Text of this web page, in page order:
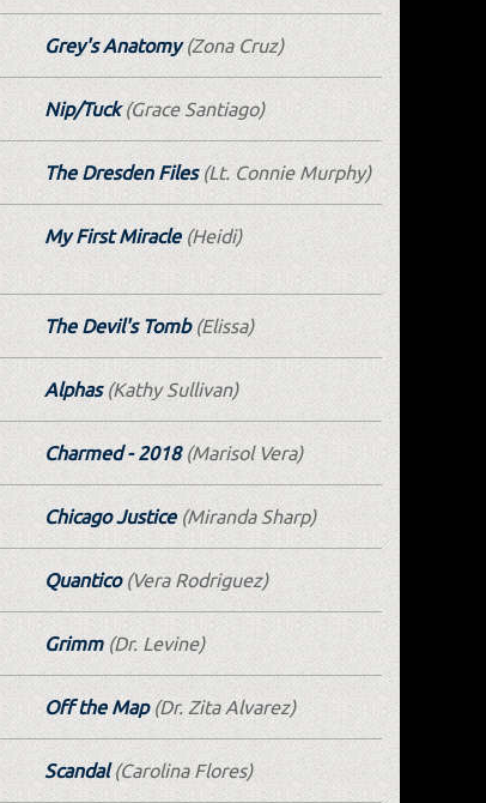
Grey's Anatomy(Zona Cruz)
Nip/Tuck(Grace Santiago)
The Dresden Files(Lt. Connie Murphy)
My First Miracle(Heidi)
The Devil's Tomb(Elissa)
Alphas(Kathy Sullivan)
Charmed - 2018(Marisol Vera)
Chicago Justice(Miranda Sharp)
Quantico(Vera Rodriguez)
Grimm(Dr. Levine)
Off the Map(Dr. Zita Alvarez)
Scandal(Carolina Flores)